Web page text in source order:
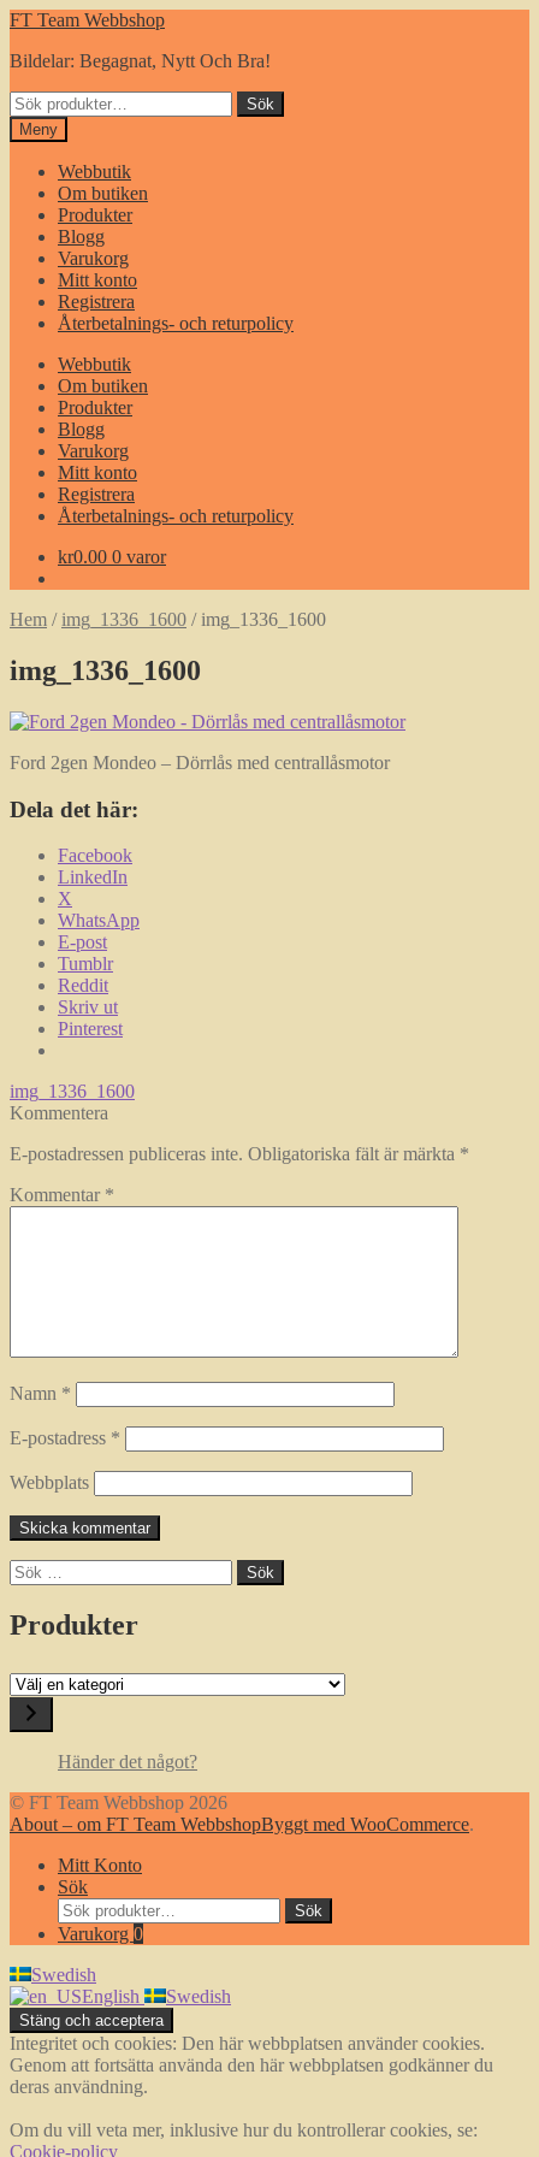
Hoppa
navigering
Gå
innehåll
FT Team Webbshop
Bildelar: Begagnat, Nytt Och Bra!
Sök
efter:
Sök
Meny
Webbutik
Om butiken
Produkter
Blogg
Varukorg
Mitt konto
Registrera
Återbetalnings- och returpolicy
Webbutik
Om butiken
Produkter
Blogg
Varukorg
Mitt konto
Registrera
Återbetalnings- och returpolicy
kr0.00 0 varor
Hem / img_1336_1600 / img_1336_1600
img_1336_1600
Ford 2gen Mondeo – Dörrlås med centrallåsmotor
Dela det här:
Facebook
LinkedIn
X
WhatsApp
E-post
Tumblr
Reddit
Skriv ut
Pinterest
Inläggsnavigering
Föregående
inlägg:
img_1336_1600
Kommentera
E-postadressen publiceras inte. Obligatoriska fält är märkta *
Kommentar *
Namn *
E-postadress *
Webbplats
Sök
efter:
Produkter
Välj
en
kategori
Händer det något?
© FT Team Webbshop 2026
About – om FT Team WebbshopByggt med WooCommerce.
Mitt Konto
Sök
Sök
efter:
Sök
Varukorg 0
Swedish
English
Swedish
Integritet och cookies: Den här webbplatsen använder cookies.
Genom att fortsätta använda den här webbplatsen godkänner du
deras användning.
Om du vill veta mer, inklusive hur du kontrollerar cookies, se:
Cookie-policy